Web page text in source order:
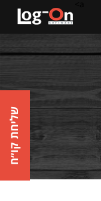
שליחת קו״ח